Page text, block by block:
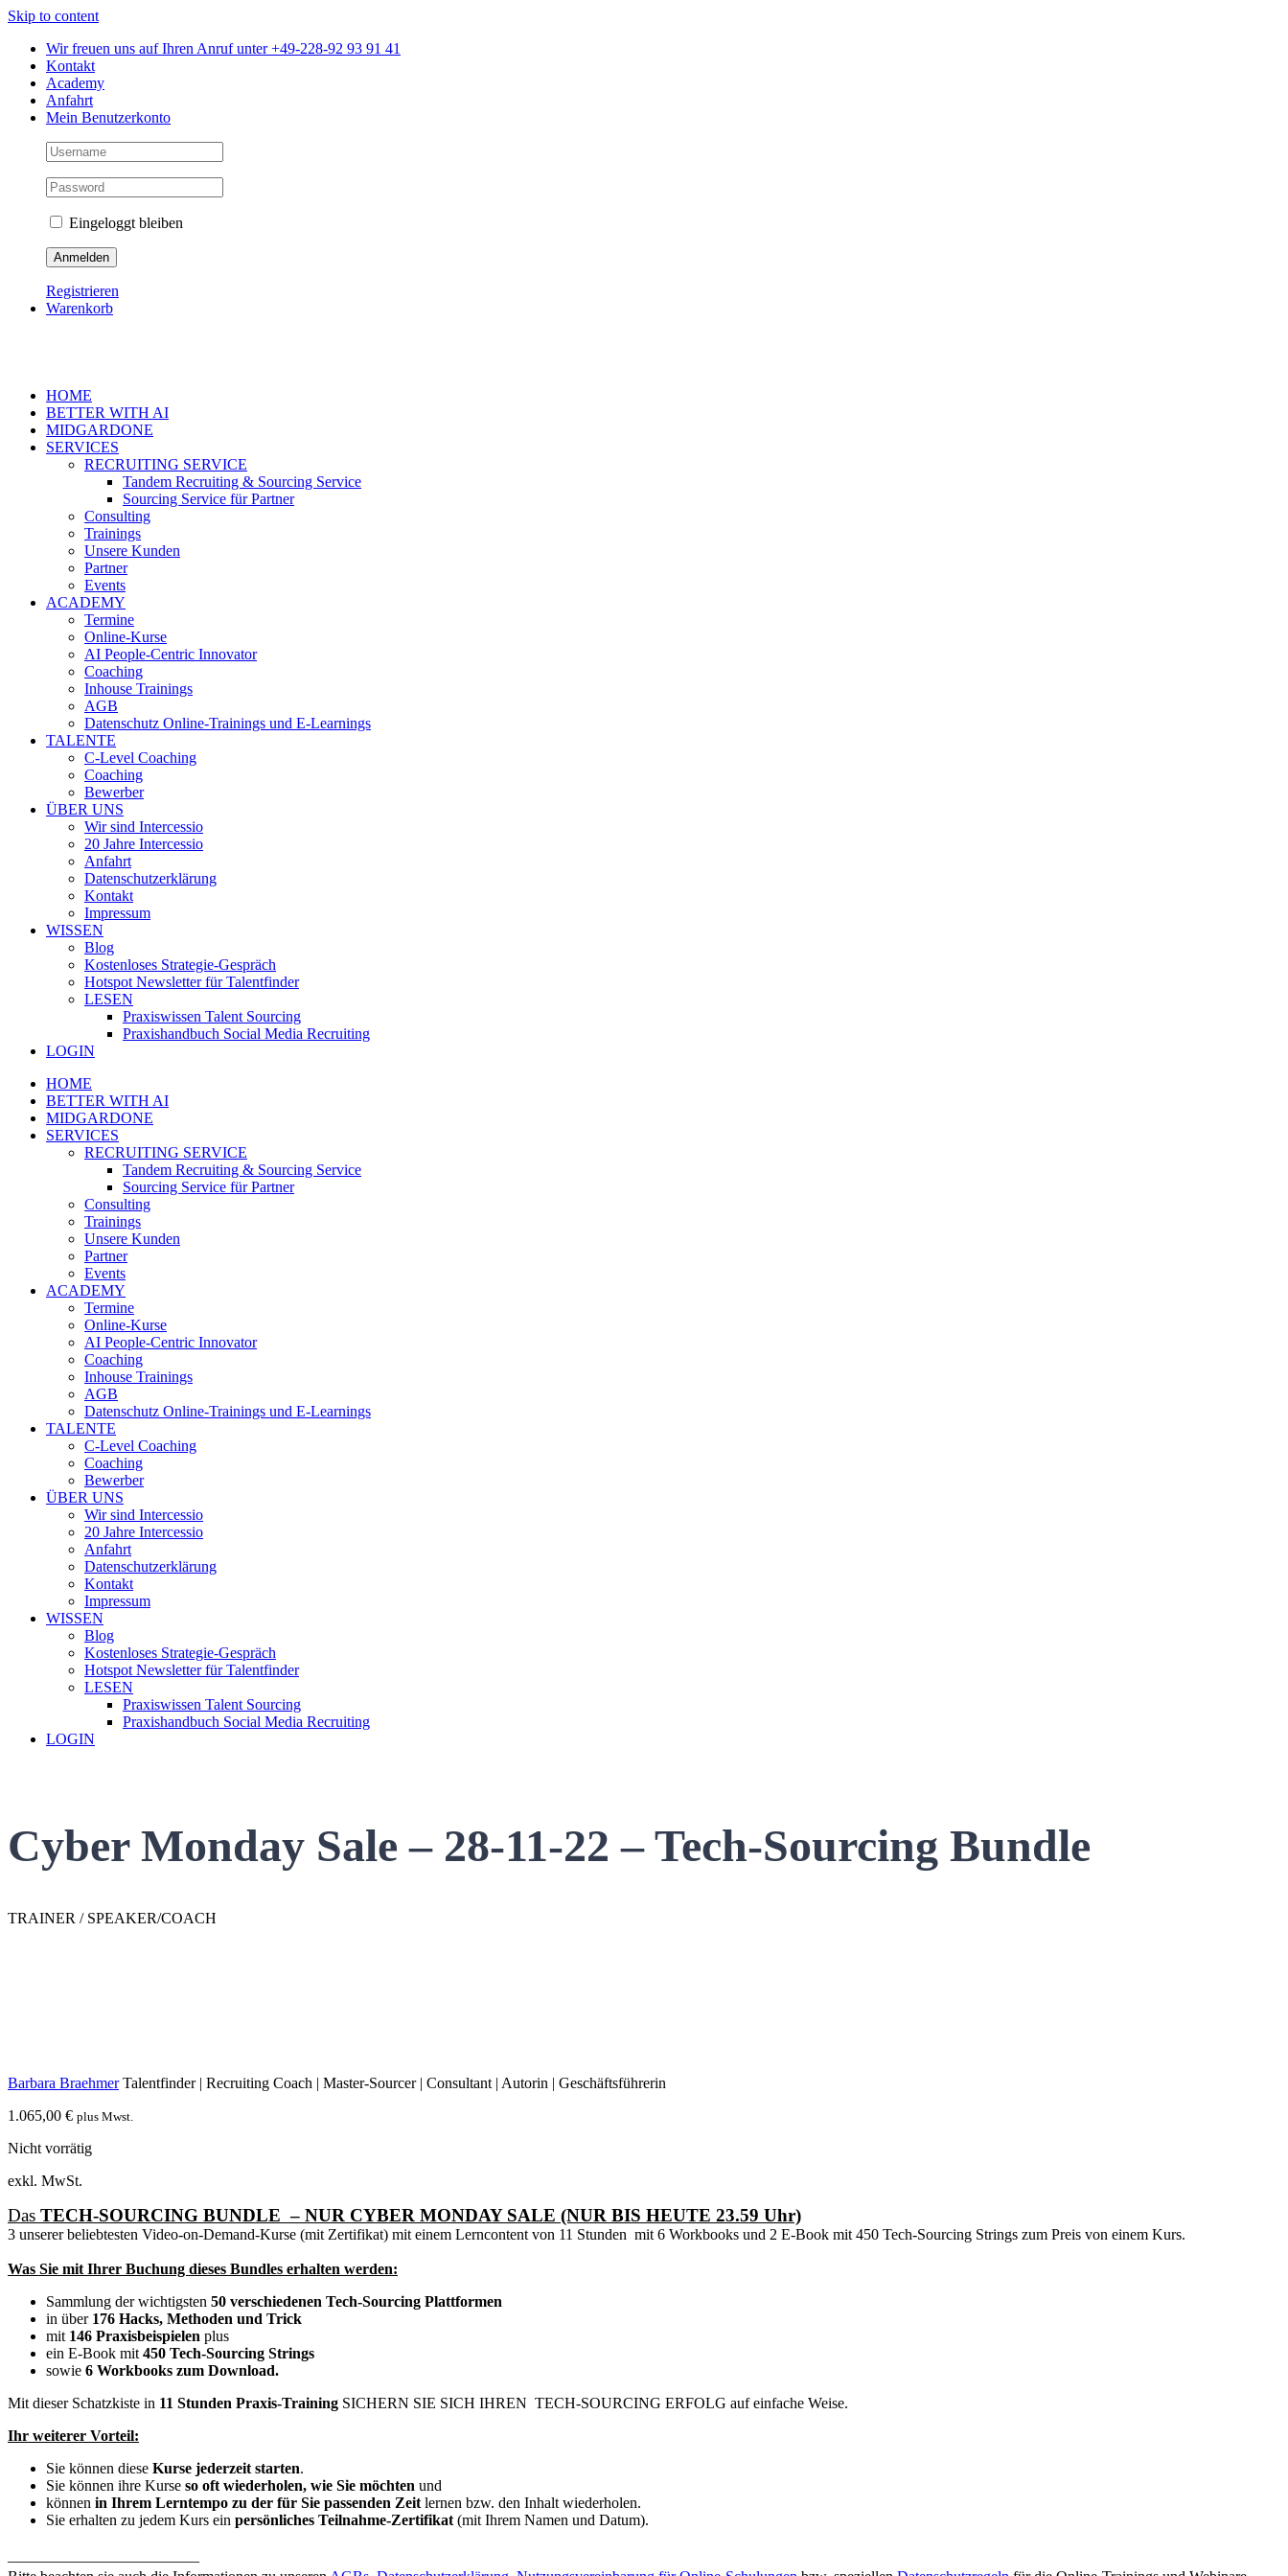
Skip to content
Wir freuen uns auf Ihren Anruf unter +49-228-92 93 91 41
Kontakt
Academy
Anfahrt
Mein Benutzerkonto
Eingeloggt bleiben
Registrieren
Warenkorb
HOME
BETTER WITH AI
MIDGARDONE
SERVICES
RECRUITING SERVICE
Tandem Recruiting & Sourcing Service
Sourcing Service für Partner
Consulting
Trainings
Unsere Kunden
Partner
Events
ACADEMY
Termine
Online-Kurse
AI People-Centric Innovator
Coaching
Inhouse Trainings
AGB
Datenschutz Online-Trainings und E-Learnings
TALENTE
C-Level Coaching
Coaching
Bewerber
ÜBER UNS
Wir sind Intercessio
20 Jahre Intercessio
Anfahrt
Datenschutzerklärung
Kontakt
Impressum
WISSEN
Blog
Kostenloses Strategie-Gespräch
Hotspot Newsletter für Talentfinder
LESEN
Praxiswissen Talent Sourcing
Praxishandbuch Social Media Recruiting
LOGIN
HOME
BETTER WITH AI
MIDGARDONE
SERVICES
RECRUITING SERVICE
Tandem Recruiting & Sourcing Service
Sourcing Service für Partner
Consulting
Trainings
Unsere Kunden
Partner
Events
ACADEMY
Termine
Online-Kurse
AI People-Centric Innovator
Coaching
Inhouse Trainings
AGB
Datenschutz Online-Trainings und E-Learnings
TALENTE
C-Level Coaching
Coaching
Bewerber
ÜBER UNS
Wir sind Intercessio
20 Jahre Intercessio
Anfahrt
Datenschutzerklärung
Kontakt
Impressum
WISSEN
Blog
Kostenloses Strategie-Gespräch
Hotspot Newsletter für Talentfinder
LESEN
Praxiswissen Talent Sourcing
Praxishandbuch Social Media Recruiting
LOGIN
Cyber Monday Sale – 28-11-22 – Tech-Sourcing Bundle
TRAINER / SPEAKER/COACH
Barbara Braehmer Talentfinder | Recruiting Coach | Master-Sourcer | Consultant | Autorin | Geschäftsführerin
1.065,00 € plus Mwst.
Nicht vorrätig
exkl. MwSt.
Das TECH-SOURCING BUNDLE – NUR CYBER MONDAY SALE (NUR BIS HEUTE 23.59 Uhr)
3 unserer beliebtesten Video-on-Demand-Kurse (mit Zertifikat) mit einem Lerncontent von 11 Stunden mit 6 Workbooks und 2 E-Book mit 450 Tech-Sourcing Strings zum Preis von einem Kurs.
Was Sie mit Ihrer Buchung dieses Bundles erhalten werden:
Sammlung der wichtigsten 50 verschiedenen Tech-Sourcing Plattformen
in über 176 Hacks, Methoden und Trick
mit 146 Praxisbeispielen plus
ein E-Book mit 450 Tech-Sourcing Strings
sowie 6 Workbooks zum Download.
Mit dieser Schatzkiste in 11 Stunden Praxis-Training SICHERN SIE SICH IHREN TECH-SOURCING ERFOLG auf einfache Weise.
Ihr weiterer Vorteil:
Sie können diese Kurse jederzeit starten.
Sie können ihre Kurse so oft wiederholen, wie Sie möchten und
können in Ihrem Lerntempo zu der für Sie passenden Zeit lernen bzw. den Inhalt wiederholen.
Sie erhalten zu jedem Kurs ein persönliches Teilnahme-Zertifikat (mit Ihrem Namen und Datum).